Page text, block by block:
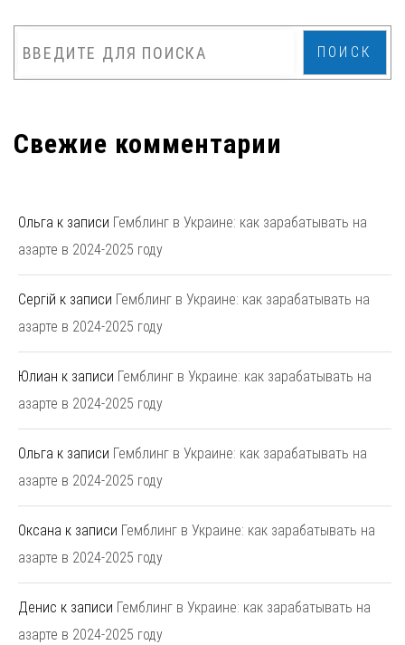
ПОИСК
Свежие комментарии
Ольга к записи Гемблинг в Украине: как зарабатывать на
азарте в 2024-2025 году
Сергій к записи Гемблинг в Украине: как зарабатывать на
азарте в 2024-2025 году
Юлиан к записи Гемблинг в Украине: как зарабатывать на
азарте в 2024-2025 году
Ольга к записи Гемблинг в Украине: как зарабатывать на
азарте в 2024-2025 году
Оксана к записи Гемблинг в Украине: как зарабатывать на
азарте в 2024-2025 году
Денис к записи Гемблинг в Украине: как зарабатывать на
азарте в 2024-2025 году